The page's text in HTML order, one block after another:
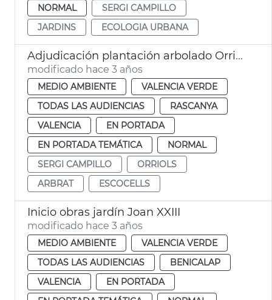
NORMAL
SERGI CAMPILLO
JARDINS
ECOLOGIA URBANA
Adjudicación plantación arbolado Orriols
modificado hace 3 años
MEDIO AMBIENTE
VALENCIA VERDE
TODAS LAS AUDIENCIAS
RASCANYA
VALENCIA
EN PORTADA
EN PORTADA TEMÁTICA
NORMAL
SERGI CAMPILLO
ORRIOLS
ARBRAT
ESCOCELLS
Inicio obras jardín Joan XXIII
modificado hace 3 años
MEDIO AMBIENTE
VALENCIA VERDE
TODAS LAS AUDIENCIAS
BENICALAP
VALENCIA
EN PORTADA